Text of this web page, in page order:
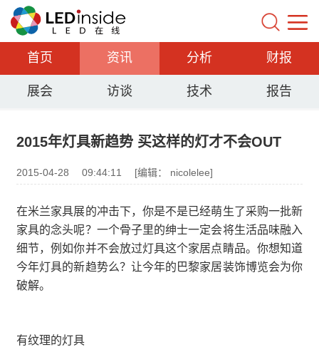
首页 资讯 分析 财报
展会 访谈 技术 报告
2015年灯具新趋势 买这样的灯才不会OUT
2015-04-28 09:44:11 [编辑： nicolelee]
在米兰家具展的冲击下，你是不是已经萌生了采购一批新
家具的念头呢？一个骨子里的绅士一定会将生活品味融入
细节，例如你并不会放过灯具这个家居点睛品。你想知道
今年灯具的新趋势么？让今年的巴黎家居装饰博览会为你
破解。
有纹理的灯具